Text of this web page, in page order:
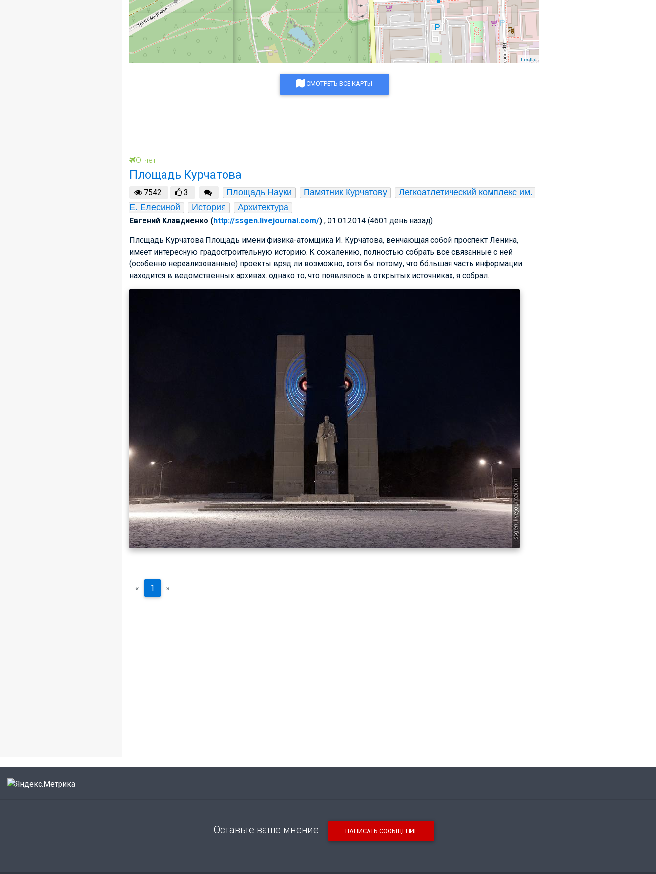
Leaflet
СМОТРЕТЬ ВСЕ КАРТЫ
Отчет
Площадь Курчатова
7542 3 Площадь Науки Памятник Курчатову
Легкоатлетический комплекс им.
Е. Елесиной
История Архитектура
Евгений Клавдиенко (http://ssgen.livejournal.com/) , 01.01.2014 (4601 день назад)
Площадь Курчатова Площадь имени физика-атомщика И. Курчатова, венчающая собой проспект Ленина,
имеет интересную градостроительную историю. К сожалению, полностью собрать все связанные с ней
(особенно нереализованные) проекты вряд ли возможно, хотя бы потому, что бо́льшая часть информации
находится в ведомственных архивах, однако то, что появлялось в открытых источниках, я собрал.
« 1 »
Оставьте ваше мнение НАПИСАТЬ СООБЩЕНИЕ